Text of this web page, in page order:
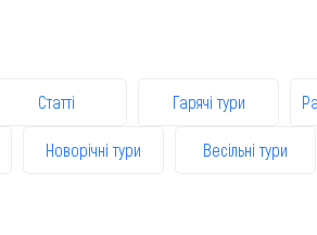
Статті Гарячі тури
Новорічні тури Весільні тури